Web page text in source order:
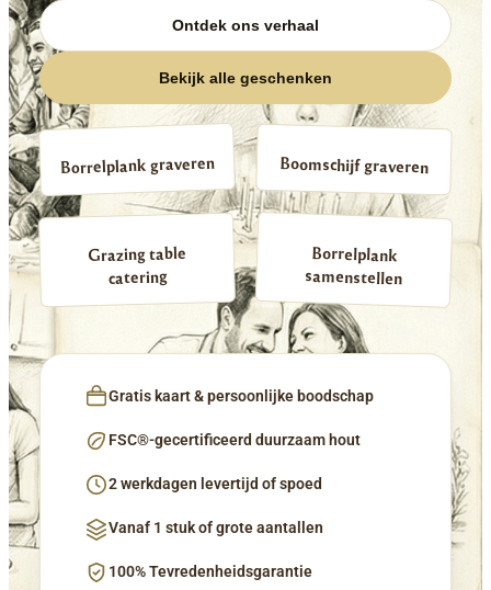
Ontdek ons verhaal
Bekijk alle geschenken
Borrelplank graveren Boomschijf graveren
Grazing table
catering
Borrelplank
samenstellen
Gratis kaart & persoonlijke boodschap
FSC®-gecertificeerd duurzaam hout
2 werkdagen levertijd of spoed
Vanaf 1 stuk of grote aantallen
100% Tevredenheidsgarantie